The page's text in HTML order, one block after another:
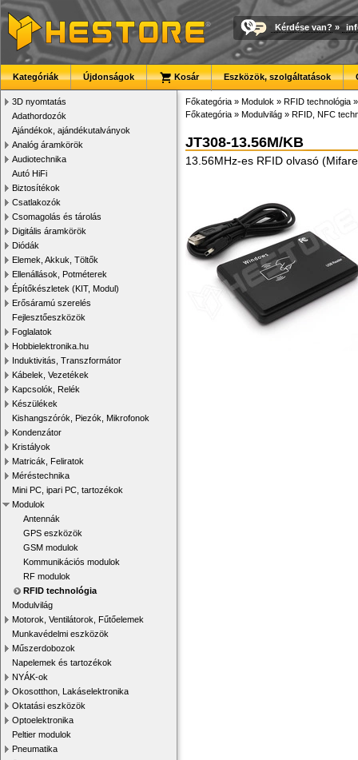
Kérdése van? »
Kategóriák Újdonságok Kosár Eszközök, szolgáltatások
3D nyomtatás
Adathordozók
Ajándékok, ajándékutalványok
Analóg áramkörök
Audiotechnika
Autó HiFi
Biztosítékok
Csatlakozók
Csomagolás és tárolás
Digitális áramkörök
Diódák
Elemek, Akkuk, Töltők
Ellenállások, Potméterek
Építőkészletek (KIT, Modul)
Erősáramú szerelés
Fejlesztőeszközök
Foglalatok
Hobbielektronika.hu
Induktivitás, Transzformátor
Kábelek, Vezetékek
Kapcsolók, Relék
Készülékek
Kishangszórók, Piezók, Mikrofonok
Kondenzátor
Kristályok
Matricák, Feliratok
Méréstechnika
Mini PC, ipari PC, tartozékok
Modulok
Antennák
GPS eszközök
GSM modulok
Kommunikációs modulok
RF modulok
RFID technológia
Modulvilág
Motorok, Ventilátorok, Fűtőelemek
Munkavédelmi eszközök
Műszerdobozok
Napelemek és tartozékok
NYÁK-ok
Okosotthon, Lakáselektronika
Oktatási eszközök
Optoelektronika
Peltier modulok
Pneumatika
Főkategória » Modulok » RFID technológia »
Főkategória » Modulvilág » RFID, NFC
JT308-13.56M/KB
13.56MHz-es RFID olvasó